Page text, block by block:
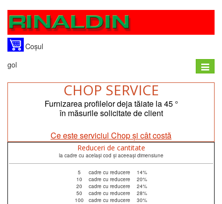
Coșul
gol
Toggle
CHOP SERVICE
Furnizarea profilelor deja tăiate la 45 °
în măsurile solicitate de client
Ce este serviciul Chop și cât costă
Reduceri de cantitate
la cadre cu același cod și aceeași dimensiune
5 cadre cu reducere
14%
10
cadre cu reducere
20%
20
cadre cu reducere
24%
50
cadre cu reducere
28%
100
cadre cu reducere 30%